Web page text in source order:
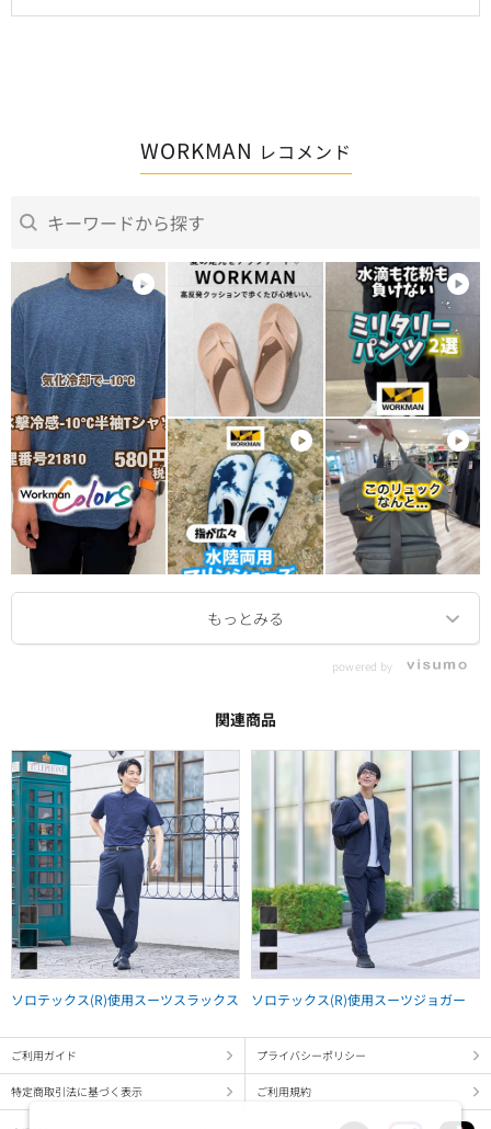
WORKMAN レコメンド
powered by
関連商品
ソロテックス(R)使用スーツスラックス ソロテックス(R)使用スーツジョガー
ご利用ガイド プライバシーポリシー
特定商取引法に基づく表示 ご利用規約